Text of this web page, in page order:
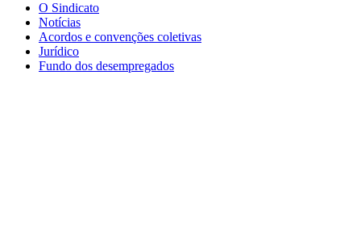
São
Paulo
Sindicato
O Sindicato
Notícias
Acordos e convenções coletivas
Jurídico
Fundo dos desempregados